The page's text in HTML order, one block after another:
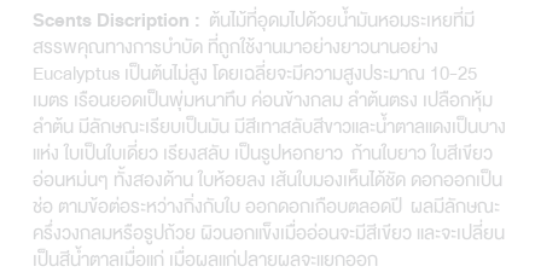
Scents Discription : ต้นไม้ที่อุดมไปด้วยน้ำมันหอมระเหยที่มี
สรรพคุณทางการบำบัด ที่ถูกใช้งานมาอย่างยาวนานอย่าง
Eucalyptus เป็นต้นไม่สูง โดยเฉลี่ยจะมีความสูงประมาณ 10-25
เมตร เรือนยอดเป็นพุ่มหนาทึบ ค่อนข้างกลม ลำต้นตรง เปลือกหุ้ม
ลำต้น มีลักษณะเรียบเป็นมัน มีสีเทาสลับสีขาวและน้ำตาลแดงเป็นบาง
แห่ง ใบเป็นใบเดี่ยว เรียงสลับ เป็นรูปหอกยาว ก้านใบยาว ใบสีเขียว
อ่อนหม่นๆ ทั้งสองด้าน ใบห้อยลง เส้นใบมองเห็นได้ชัด ดอกออกเป็น
ช่อ ตามข้อต่อระหว่างกิ่งกับใบ ออกดอกเกือบตลอดปี ผลมีลักษณะ
ครึ่งวงกลมหรือรูปถ้วย ผิวนอกแข็งเมื่ออ่อนจะมีสีเขียว และจะเปลี่ยน
เป็นสีน้ำตาลเมื่อแก่ เมื่อผลแก่ปลายผลจะแยกออก